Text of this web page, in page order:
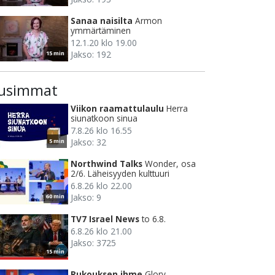
15 min
Sanaa naisilta Armon
ymmärtäminen
12.1.20 klo 19.00
Jakso: 192
5 min
Viikon raamattulaulu Herra
siunatkoon sinua
7.8.26 klo 16.55
Jakso: 32
60 min
Northwind Talks Wonder, osa
2/6. Läheisyyden kulttuuri
6.8.26 klo 22.00
Jakso: 9
15 min
TV7 Israel News to 6.8.
6.8.26 klo 21.00
Jakso: 3725